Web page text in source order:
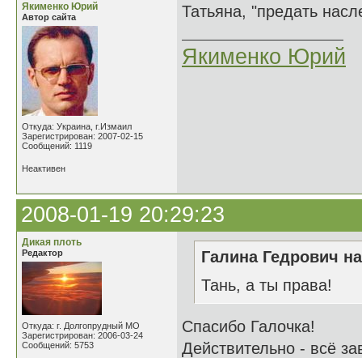
Якименко Юрий
Автор сайта
Откуда: Украина, г.Измаил
Зарегистрирован: 2007-02-15
Сообщений: 1119
Татьяна, "предать
Якименко Юрий
Неактивен
2008-01-19 20:29:23
Дикая плоть
Редактор
Откуда: г. Долгопрудный МО
Зарегистрирован: 2006-03-24
Сообщений: 5753
Галина Гедрович
Тань, а ты права!
Спасибо Галочка!
Действительно - всё